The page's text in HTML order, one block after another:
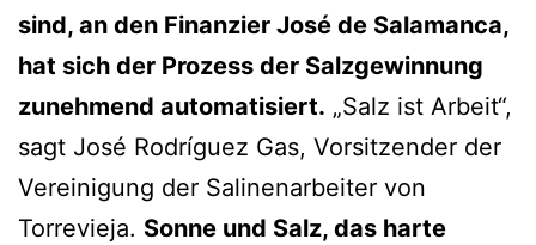
sind, an den Finanzier José de Salamanca,
hat sich der Prozess der Salzgewinnung
zunehmend automatisiert. „Salz ist Arbeit“,
sagt José Rodríguez Gas, Vorsitzender der
Vereinigung der Salinenarbeiter von
Torrevieja. Sonne und Salz, das harte